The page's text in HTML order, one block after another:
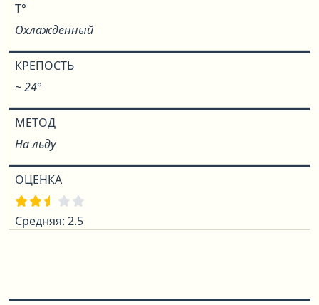
T°
Охлаждённый
КРЕПОСТЬ
~ 24°
МЕТОД
На льду
ОЦЕНКА
Средняя: 2.5